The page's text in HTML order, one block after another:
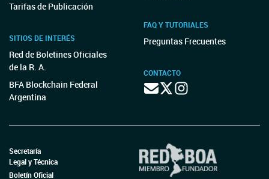
Tarifas de Publicación
SITIOS DE INTERÉS
Red de Boletines Oficiales
de la R. A.
BFA Blockchain Federal
Argentina
FAQ Y TUTORIALES
Preguntas Frecuentes
CONTACTO
Secretaría
Legal y Técnica
Boletín Oficial